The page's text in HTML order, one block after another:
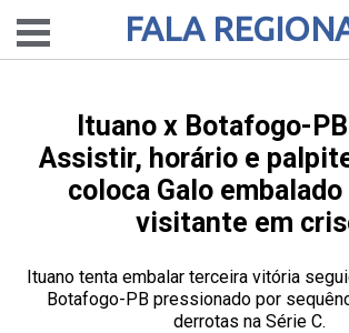
FALA
Ituano x Botafogo-
Assistir, horário e
coloca Galo
visitante em
Ituano tenta embalar terceira vitória
Botafogo-PB pressionado por
derrotas na Série C.